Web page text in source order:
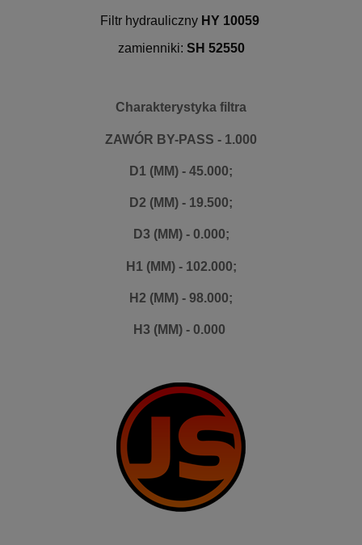
Filtr hydraulicznyHY 10059
zamienniki: SH 52550
Charakterystyka filtra
ZAWÓR BY-PASS - 1.000
D1 (MM) - 45.000;
D2 (MM) - 19.500;
D3 (MM) - 0.000;
H1 (MM) - 102.000;
H2 (MM) - 98.000;
H3 (MM) - 0.000